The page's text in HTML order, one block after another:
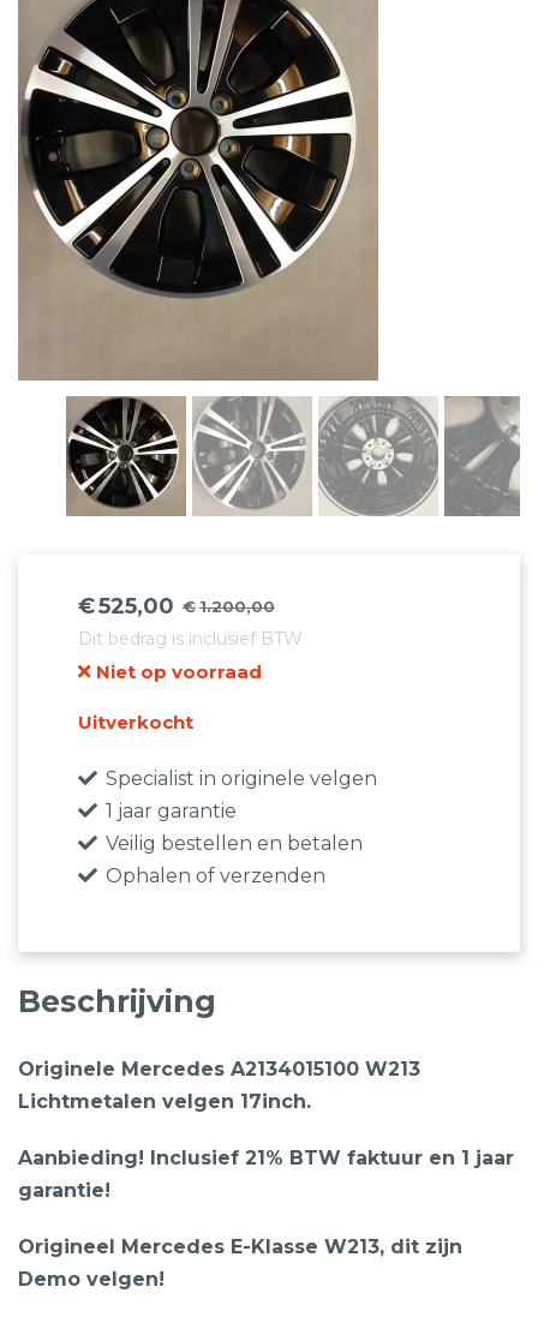
€1.200,00
Oorspronkelijke
prijs
was:
€1.200,00.
€525,00
Huidige
prijs
is:
€525,00.
Dit bedrag is inclusief BTW
Niet op voorraad
Uitverkocht
Specialist in originele velgen
1 jaar garantie
Veilig bestellen en betalen
Ophalen of verzenden
Beschrijving
Originele Mercedes A2134015100 W213
Lichtmetalen velgen 17inch.
Aanbieding! Inclusief 21% BTW faktuur en 1 jaar
garantie!
Origineel Mercedes E-Klasse W213, dit zijn
Demo velgen!